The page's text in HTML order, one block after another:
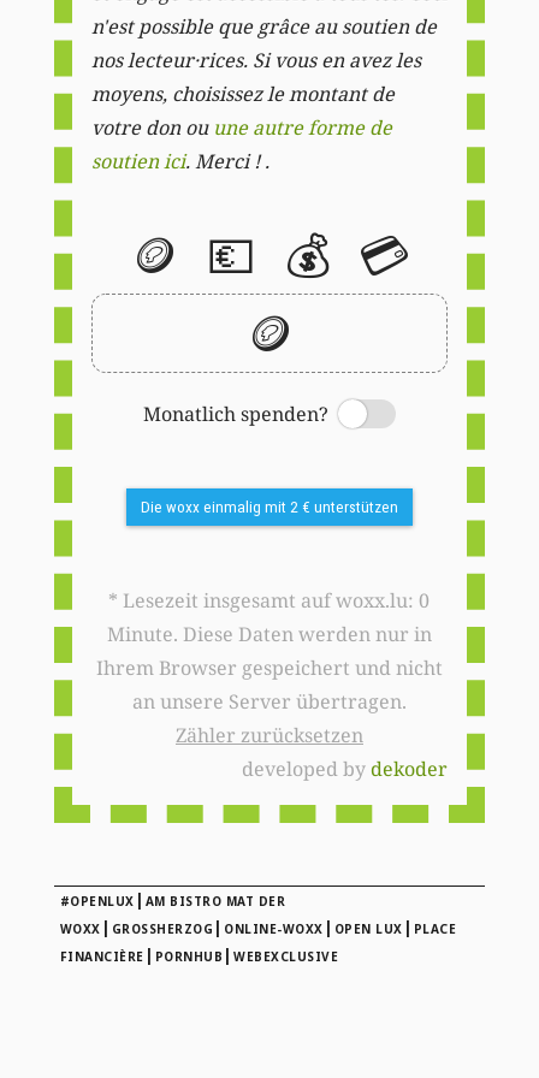
n'est possible que grâce au soutien de
nos lecteur·rices. Si vous en avez les
moyens, choisissez le montant de
votre don ou une autre forme de
soutien ici. Merci ! .
🪙 💶 💰 💳
🪙
Monatlich spenden?
Switch
Die woxx einmalig mit 2 € unterstützen
* Lesezeit insgesamt auf woxx.lu: 0
Minute. Diese Daten werden nur in
Ihrem Browser gespeichert und nicht
an unsere Server übertragen.
Zähler zurücksetzen
developed bydekoder
#OPENLUX | AM BISTRO MAT DER
WOXX | GROSSHERZOG | ONLINE-WOXX | OPEN LUX | PLACE
FINANCIÈRE | PORNHUB |WEBEXCLUSIVE